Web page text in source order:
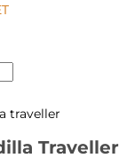
traveller
Traveller